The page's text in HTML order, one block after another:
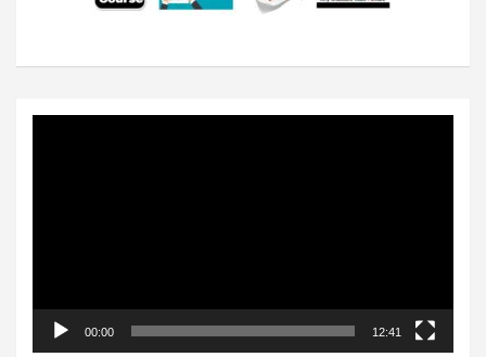
00:00 12:41